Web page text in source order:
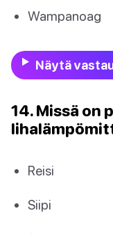
Wampanoag
Näytä
14. Missä on
Reisi
Siipi